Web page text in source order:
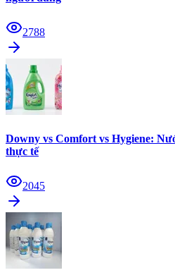
2788
Downy vs Comfort vs Hygiene:
thực tế
2045